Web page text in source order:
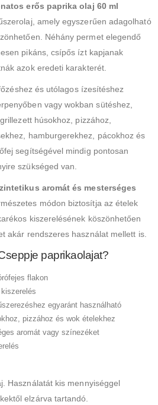
erős paprika olaj 60 ml
amely egyszerűen adagolható
Néhány permet elegendő
pikáns, csípős ízt kapjanak
azok eredeti karakterét.
és utólagos ízesítéshez
vagy wokban sütéshez,
húsokhoz, pizzához,
hamburgerekhez, pácokhoz és
segítségével mindig pontosan
szükséged van.
aromát és mesterséges
módon biztosítja az ételek
kiszerelésének köszönhetően
akár rendszeres használat mellett is.
paprikaolajat?
flakon
egyaránt használható
pizzához és wok ételekhez
aromát vagy színezéket
Használatát kis mennyiséggel
elzárva tartandó.